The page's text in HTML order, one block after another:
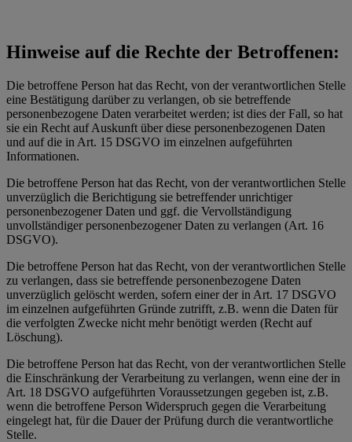
Hinweise auf die Rechte der Betroffenen:
Die betroffene Person hat das Recht, von der verantwortlichen Stelle
eine Bestätigung darüber zu verlangen, ob sie betreffende
personenbezogene Daten verarbeitet werden; ist dies der Fall, so hat
sie ein Recht auf Auskunft über diese personenbezogenen Daten
und auf die in Art. 15 DSGVO im einzelnen aufgeführten
Informationen.
Die betroffene Person hat das Recht, von der verantwortlichen Stelle
unverzüglich die Berichtigung sie betreffender unrichtiger
personenbezogener Daten und ggf. die Vervollständigung
unvollständiger personenbezogener Daten zu verlangen (Art. 16
DSGVO).
Die betroffene Person hat das Recht, von der verantwortlichen Stelle
zu verlangen, dass sie betreffende personenbezogene Daten
unverzüglich gelöscht werden, sofern einer der in Art. 17 DSGVO
im einzelnen aufgeführten Gründe zutrifft, z.B. wenn die Daten für
die verfolgten Zwecke nicht mehr benötigt werden (Recht auf
Löschung).
Die betroffene Person hat das Recht, von der verantwortlichen Stelle
die Einschränkung der Verarbeitung zu verlangen, wenn eine der in
Art. 18 DSGVO aufgeführten Voraussetzungen gegeben ist, z.B.
wenn die betroffene Person Widerspruch gegen die Verarbeitung
eingelegt hat, für die Dauer der Prüfung durch die verantwortliche
Stelle.